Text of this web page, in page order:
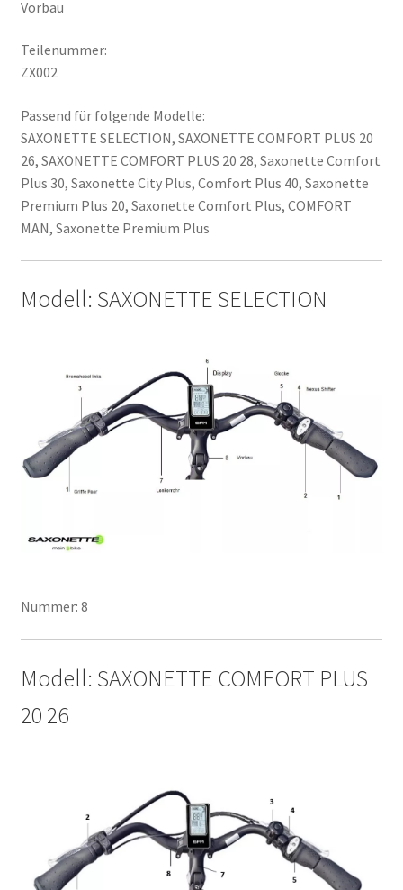
Vorbau
Teilenummer:
ZX002
Passend für folgende Modelle:
SAXONETTE SELECTION, SAXONETTE COMFORT PLUS 20
26, SAXONETTE COMFORT PLUS 20 28, Saxonette Comfort
Plus 30, Saxonette City Plus, Comfort Plus 40, Saxonette
Premium Plus 20, Saxonette Comfort Plus, COMFORT
MAN, Saxonette Premium Plus
Modell: SAXONETTE SELECTION
Nummer: 8
Modell: SAXONETTE COMFORT PLUS
20 26